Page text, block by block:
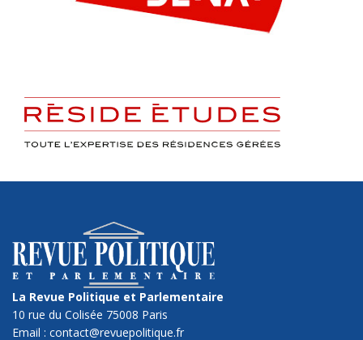
La Revue Politique et Parlementaire
10 rue du Colisée 75008 Paris
Email : contact@revuepolitique.fr